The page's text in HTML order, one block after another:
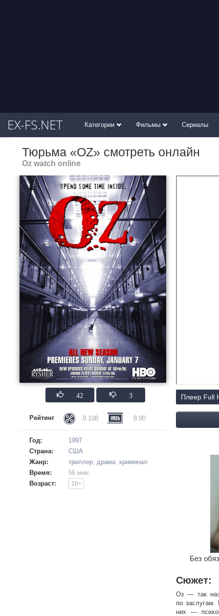
EX-FS.NET Категории Фильмы Сериалы
Тюрьма «ОZ» смотреть онлайн
Oz watch online
42 3
Рейтинг 8.108 8.90
Год:
1997
Страна:
США
Жанр:
триллер, драма, криминал
Время:
56 мин.
Возраст:
18+
Плеер Full
Без
Сюжет:
Оз — так
по
них —